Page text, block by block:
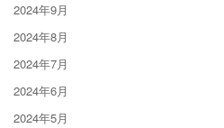
2024年9月
2024年8月
2024年7月
2024年6月
2024年5月